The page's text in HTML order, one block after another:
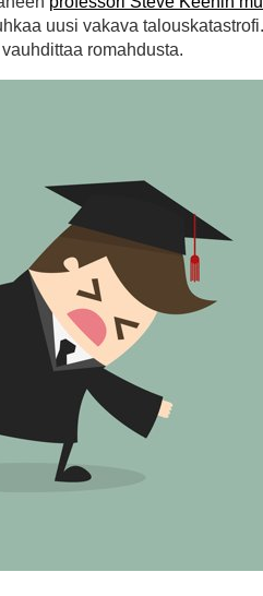
uusi vakava
romahdusta.